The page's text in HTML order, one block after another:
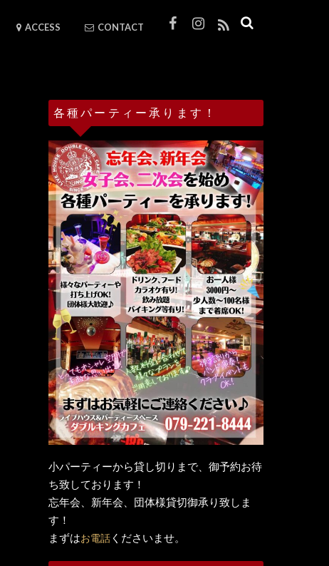
ACCESS CONTACT
各種パーティー承ります！
小パーティーから貸し切りまで、御予約お待
ち致しております！
忘年会、新年会、団体様貸切御承り致しま
す！
まずはお電話 くださいませ。